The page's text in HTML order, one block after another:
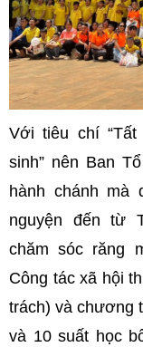
Với tiêu chí
sinh” nên Ban
hành chánh mà
nguyện đến từ
chăm sóc răng
Công tác xã hội
trách) và chương
và 10 suất học